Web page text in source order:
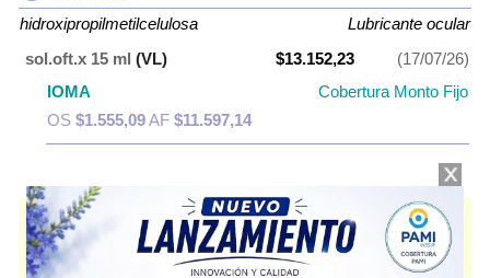
hidroxipropilmetilcelulosa
Lubricante ocular
sol.oft.x 15 ml (VL) $13.152,23
(17/07/26)
IOMA
Cobertura Monto Fijo
OS $1.555,09AF $11.597,14
OCUTEARS contiene hidroxipropilmetilcelulosay se indica como
Lubricante ocular
. Es producido porLafedary cuenta con 1
presentación disponible.